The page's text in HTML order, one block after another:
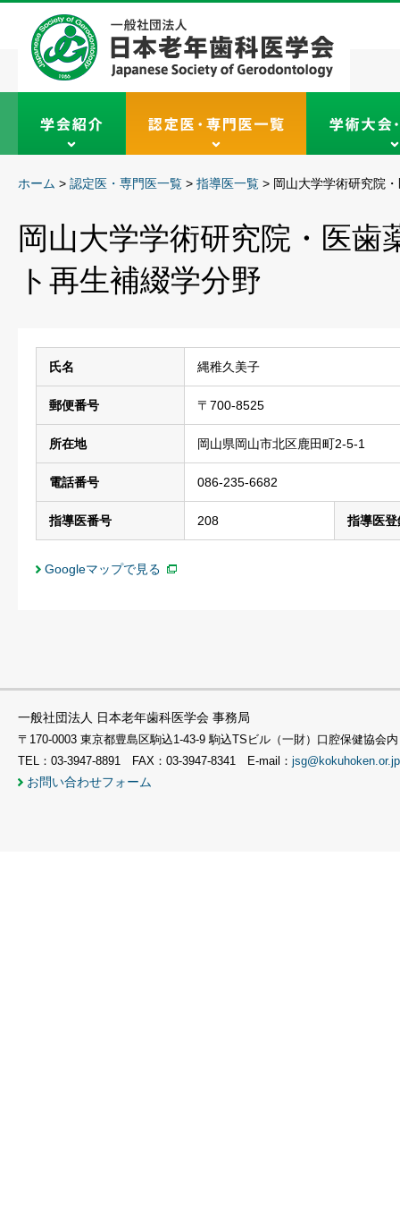
ホーム > 認定医・専門医一覧 > 指導医一覧 > 岡山大学学術研究院
岡山大学学術研究院・医歯
ト再生補綴学分野
氏名 縄稚久美子
郵便番号 〒700-8525
所在地 岡山県岡山市北区鹿田町2-5-1
電話番号 086-235-6682
指導医番号 208 指導医登
Googleマップで見る
一般社団法人 日本老年歯科医学会 事務局
〒170-0003 東京都豊島区駒込1-43-9 駒込TSビル（一財）口腔保健協会内
TEL：03-3947-8891 FAX：03-3947-8341 E-mail： jsg@kokuhoken.or.jp
お問い合わせフォーム